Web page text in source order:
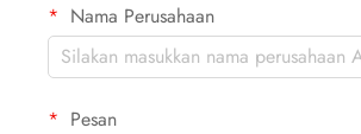
Nama Perusahaan
Pesan